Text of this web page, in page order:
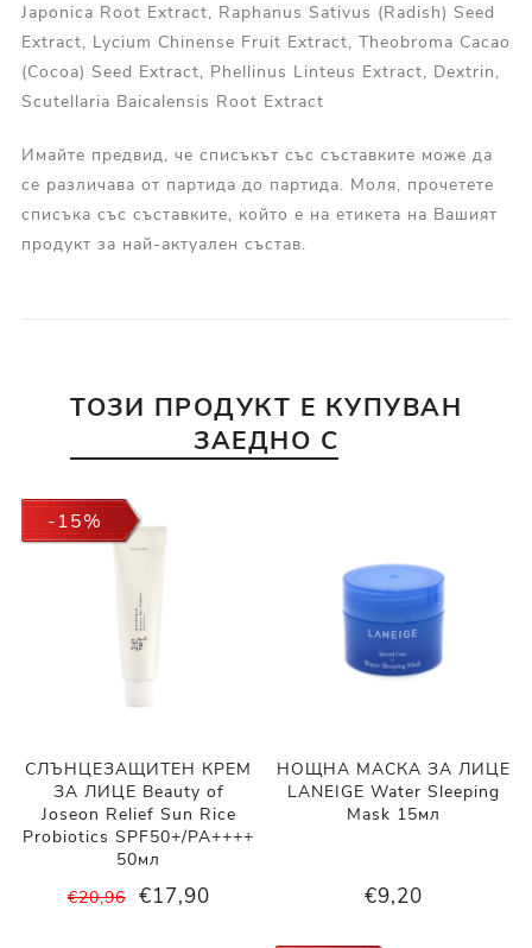
Japonica Root Extract, Raphanus Sativus (Radish) Seed
Extract, Lycium Chinense Fruit Extract, Theobroma Cacao
(Cocoa) Seed Extract, Phellinus Linteus Extract, Dextrin,
Scutellaria Baicalensis Root Extract
Имайте предвид, че списъкът със съставките може да
се различава от партида до партида. Моля, прочетете
списъка със съставките, който е на етикета на Вашият
продукт за най-актуален състав.
ТОЗИ ПРОДУКТ Е КУПУВАН
ЗАЕДНО С
-15%
СЛЪНЦЕЗАЩИТЕН КРЕМ
ЗА ЛИЦЕ Beauty of
Joseon Relief Sun Rice
Probiotics SPF50+/PA++++
50мл
€20,96 €17,90
НОЩНА МАСКА ЗА ЛИЦЕ
LANEIGE Water Sleeping
Mask 15мл
€9,20